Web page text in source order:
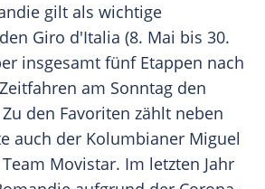
gilt als wichtige
Giro d'Italia (8. Mai bis 30.
insgesamt fünf Etappen nach
Zeitfahren am Sonntag den
den Favoriten zählt neben
auch der Kolumbianer Miguel
Movistar. Im letzten Jahr